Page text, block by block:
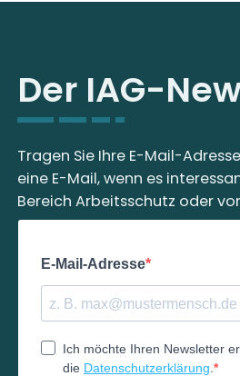
Der IAG-
Tragen Sie Ihre E-Mail-
eine E-Mail, wenn es
Bereich Arbeitsschutz oder